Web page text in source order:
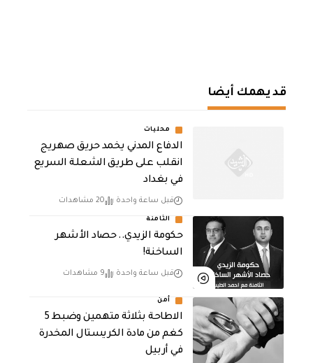
قد يهمك أيضا
محليات
الدفاع المدني يخمد حريق صهريج
انقلب على طريق الشعلة السريع
في بغداد
قبل ساعة واحدة 20 مشاهدات
الثامنة
حكومة الزيدي.. حصاد الأشهر
الساخنة!
قبل ساعة واحدة 9 مشاهدات
أمن
الاطاحة بثلاثة متهمين وضبط 5
كغم من مادة الكريستال المخدرة ​
في أربيل